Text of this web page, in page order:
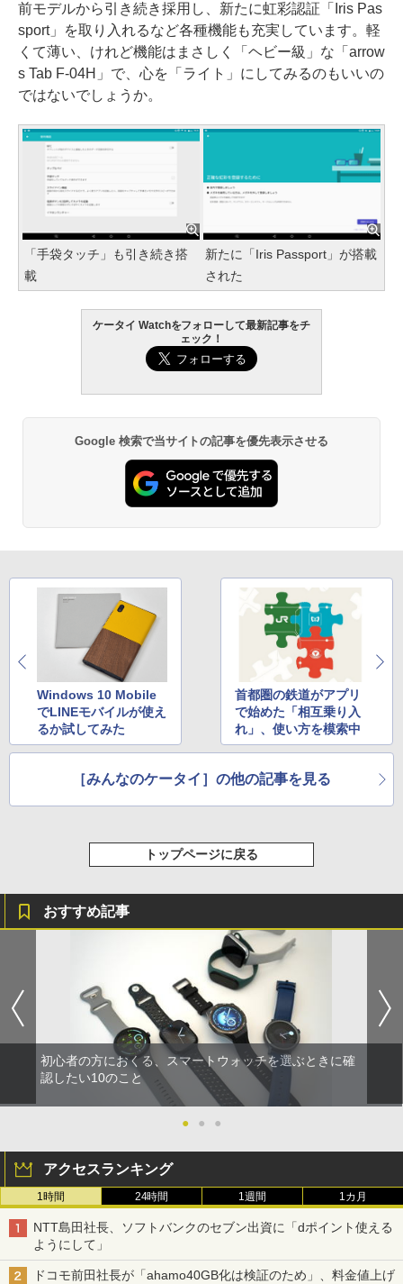
前モデルから引き続き採用し、新たに虹彩認証「Iris Pas
sport」を取り入れるなど各種機能も充実しています。軽
くて薄い、けれど機能はまさしく「ヘビー級」な「arrow
s Tab F-04H」で、心を「ライト」にしてみるのもいいの
ではないでしょうか。
「手袋タッチ」も引き続き搭
載
新たに「Iris Passport」が搭載
された
ケータイ Watchをフォローして最新記事をチ
ェック！
Google 検索で当サイトの記事を優先表示させる
Windows 10 Mobile
でLINEモバイルが使え
るか試してみた
首都圏の鉄道がアプリ
で始めた「相互乗り入
れ」、使い方を模索中
［みんなのケータイ］の他の記事を見る
トップページに戻る
おすすめ記事
初心者の方におくる、スマートウォッチを選ぶときに確
認したい10のこと
● ● ●
アクセスランキング
1時間 24時間 1週間 1カ月
NTT島田社長、ソフトバンクのセブン出資に「dポイント使える
ようにして」
ドコモ前田社長が「ahamo40GB化は検証のため」、料金値上げ